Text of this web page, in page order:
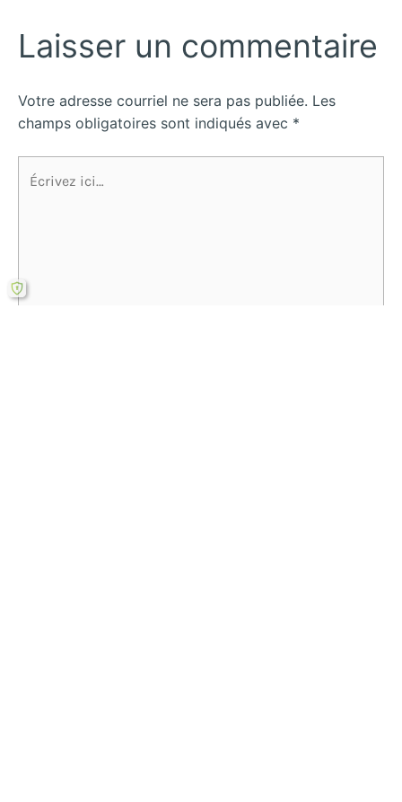
Laisser un commentaire
Votre adresse courriel ne sera pas publiée. Les
champs obligatoires sont indiqués avec *
ici…